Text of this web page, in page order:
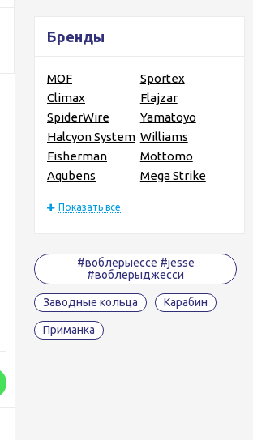
Бренды
MOF
Sportex
Climax
Flajzar
SpiderWire
Yamatoyo
Halcyon System Williams
Fisherman
Mottomo
Aqubens
Mega Strike
Показать все
#воблерыессе #jesse
#воблерыджесси
Заводные кольца Карабин
Приманка